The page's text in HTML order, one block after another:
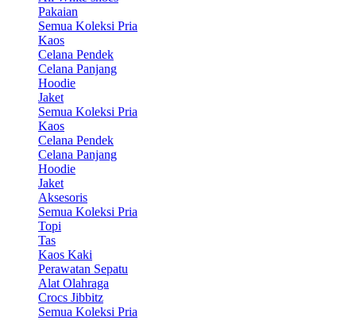
Pakaian
Semua Koleksi Pria
Kaos
Celana Pendek
Celana Panjang
Hoodie
Jaket
Semua Koleksi Pria
Kaos
Celana Pendek
Celana Panjang
Hoodie
Jaket
Aksesoris
Semua Koleksi Pria
Topi
Tas
Kaos Kaki
Perawatan Sepatu
Alat Olahraga
Crocs Jibbitz
Semua Koleksi Pria